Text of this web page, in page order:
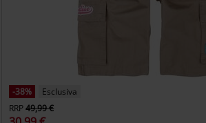
-38%
Esclusiva
RRP49,99 €